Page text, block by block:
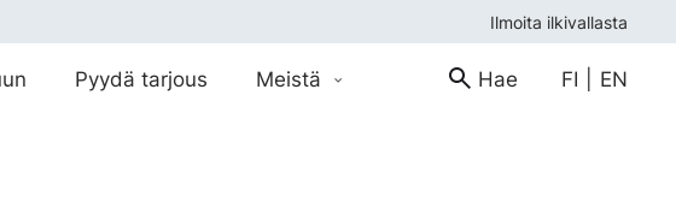
Ilmoita ilkivallasta
Pyydä tarjous Meistä Hae FI EN